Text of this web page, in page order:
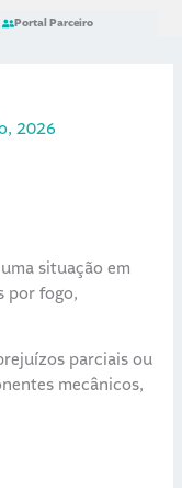
Portal Parceiro
2026
situação em
por fogo,
parciais ou
mecânicos,